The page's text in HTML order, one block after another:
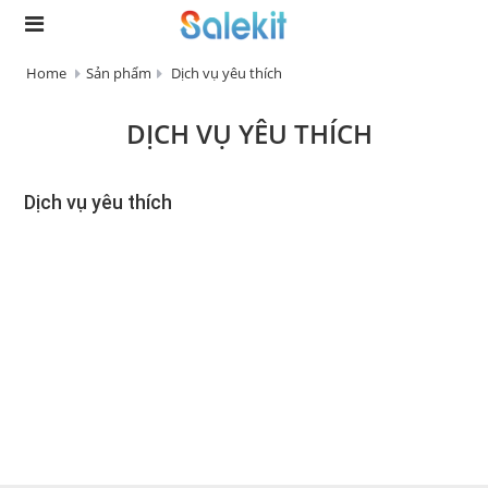
Home Sản phẩm Dịch vụ yêu thích
DỊCH VỤ YÊU THÍCH
Dịch vụ yêu thích